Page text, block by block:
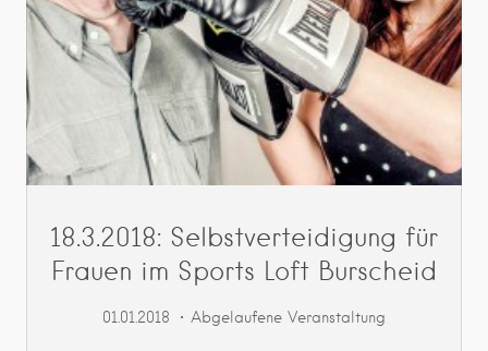
18.3.2018: Selbstverteidigung für
Frauen im Sports Loft Burscheid
01.01.2018 Abgelaufene Veranstaltung